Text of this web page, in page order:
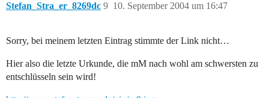
Stefan_Stra_er_8269dc 10. September 2004 um 16:47
9
Sorry, bei meinem letzten Eintrag stimmte der Link nicht…
Hier also die letzte Urkunde, die mM nach wohl am schwersten zu
entschlüsseln sein wird!